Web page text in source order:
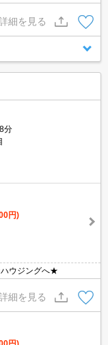
ジングにお任せくだ
細を見る
分
円)
ウジングへ★
細を見る
円)